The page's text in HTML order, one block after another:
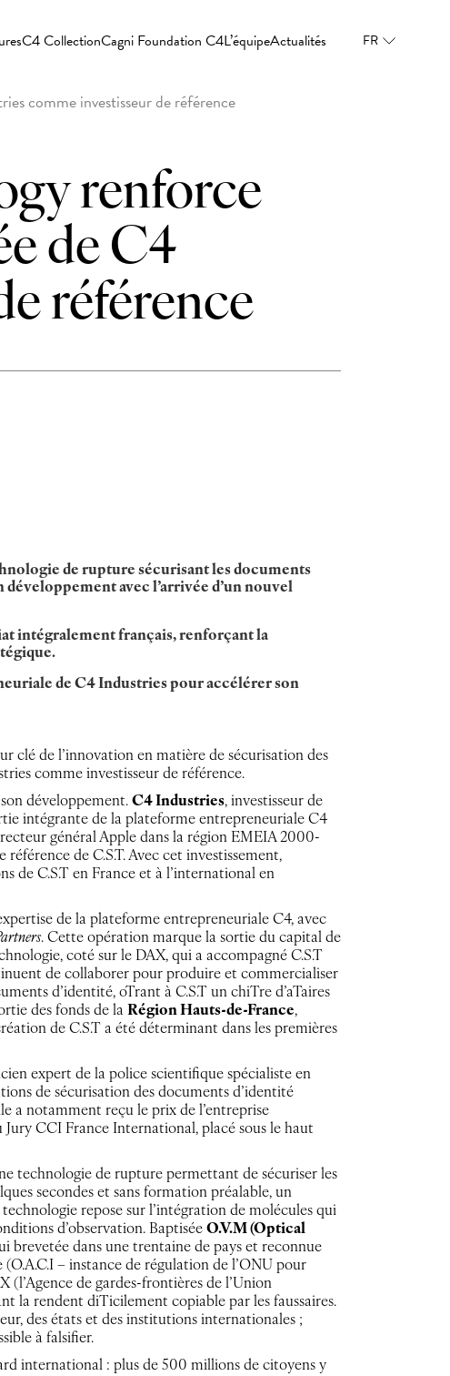
C4 CollectionCagni Foundation C4L’équipeActualités FR
comme investisseur de référence
renforce
de C4
référence
de rupture sécurisant les documents
avec l’arrivée d’un nouvel
intégralement français, renforçant la
de C4 Industries pour accélérer son
clé de l’innovation en matière de sécurisation des
comme investisseur de référence.
développement. C4 Industries, investisseur de
intégrante de la plateforme entrepreneuriale C4
général Apple dans la région EMEIA 2000-
de C.S.T. Avec cet investissement,
de C.S.T en France et à l’international en
de la plateforme entrepreneuriale C4, avec
. Cette opération marque la sortie du capital de
coté sur le DAX, qui a accompagné C.S.T
de collaborer pour produire et commercialiser
d’identité, oTrant à C.S.T un chiTre d’aTaires
des fonds de la Région Hauts-de-France,
de C.S.T a été déterminant dans les premières
expert de la police scientifique spécialiste en
de sécurisation des documents d’identité
a notamment reçu le prix de l’entreprise
CCI France International, placé sous le haut
technologie de rupture permettant de sécuriser les
secondes et sans formation préalable, un
repose sur l’intégration de molécules qui
d’observation. Baptisée O.V.M (Optical
brevetée dans une trentaine de pays et reconnue
– instance de régulation de l’ONU pour
(l’Agence de gardes-frontières de l’Union
la rendent diTicilement copiable par les faussaires.
des états et des institutions internationales ;
à falsifier.
international : plus de 500 millions de citoyens y